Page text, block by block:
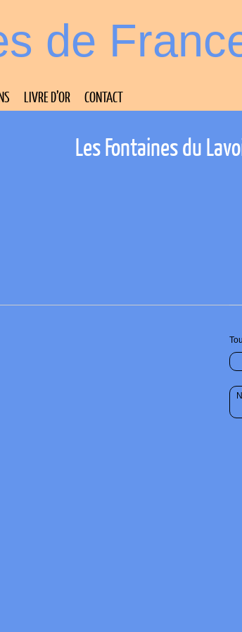
de
LIVRE D’OR CONTACT
Les Fontaines du